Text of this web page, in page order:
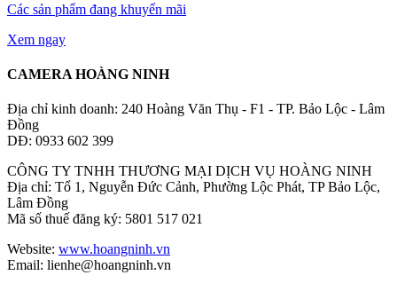
Các sản phẩm đang khuyến mãi
Xem ngay
CAMERA HOÀNG NINH
Địa chỉ kinh doanh: 240 Hoàng Văn Thụ - F1 - TP. Bảo Lộc - Lâm
Đồng
DĐ: 0933 602 399
CÔNG TY TNHH THƯƠNG MẠI DỊCH VỤ HOÀNG NINH
Địa chỉ: Tổ 1, Nguyễn Đức Cảnh, Phường Lộc Phát, TP Bảo Lộc,
Lâm Đồng
Mã số thuế đăng ký: 5801 517 021
Website: www.hoangninh.vn
Email: lienhe@hoangninh.vn